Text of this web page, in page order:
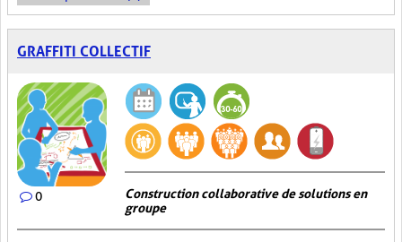
GRAFFITI COLLECTIF
0
Construction collaborative de solutions en
groupe